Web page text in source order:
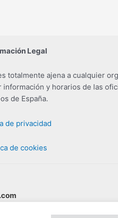
Legal
totalmente ajena a cualquier
y horarios de las
de España.
de privacidad
de cookies